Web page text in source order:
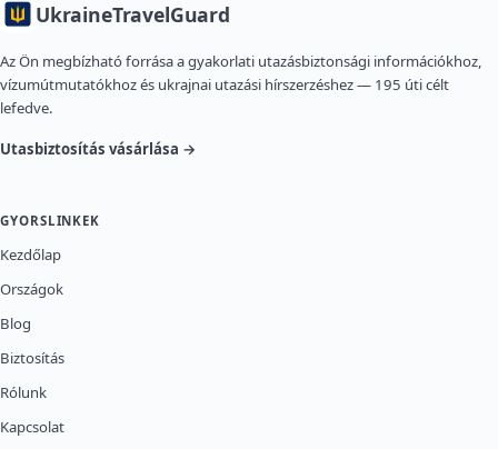
UkraineTravelGuard
Az Ön megbízható forrása a gyakorlati utazásbiztonsági információkhoz,
vízumútmutatókhoz és ukrajnai utazási hírszerzéshez — 195 úti célt
lefedve.
Utasbiztosítás vásárlása →
GYORSLINKEK
Kezdőlap
Országok
Blog
Biztosítás
Rólunk
Kapcsolat